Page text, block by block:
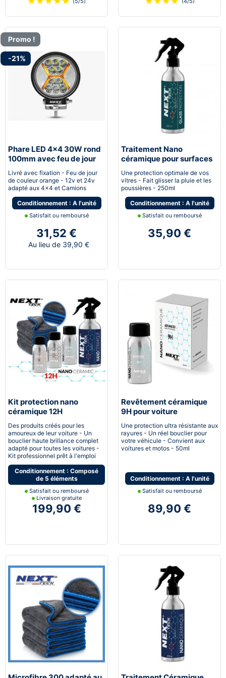
Promo !
-21%
Phare LED 4x4 30W rond
100mm avec feu de jour
DRL
Livré avec fixation - Feu de jour
de couleur orange - 12v et 24v
adapté aux 4x4 et Camions
Conditionnement : A l'unité
Satisfait ou remboursé
31,52 €
Au lieu de 39,90 €
Traitement Nano
céramique pour surfaces
Une protection optimale de vos
vitres - Fait glisser la pluie et les
poussières - 250ml
Conditionnement : A l'unité
Satisfait ou remboursé
35,90 €
Kit protection nano
céramique 12H
Des produits créés pour les
amoureux de leur voiture - Un
bouclier haute brillance complet
adapté pour toutes les voitures -
Kit professionnel prêt à l'emploi
Conditionnement : Composé
de 5 éléments
Satisfait ou remboursé
Livraison gratuite
199,90 €
Revêtement céramique
9H pour voiture
Une protection ultra résistante aux
rayures - Un réel bouclier pour
votre véhicule - Convient aux
voitures et motos - 50ml
Conditionnement : A l'unité
Satisfait ou remboursé
89,90 €